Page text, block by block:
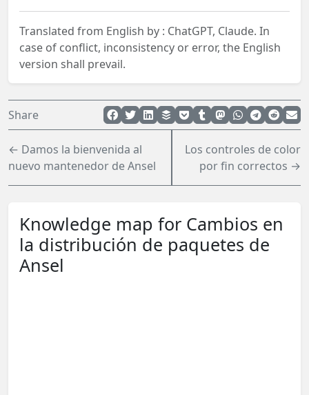
Translated from English by : ChatGPT, Claude. In
case of conflict, inconsistency or error, the English
version shall prevail.
Share
← Damos la bienvenida al
nuevo mantenedor de Ansel
Los controles de color
por fin correctos →
Knowledge map for Cambios en
la distribución de paquetes de
Ansel